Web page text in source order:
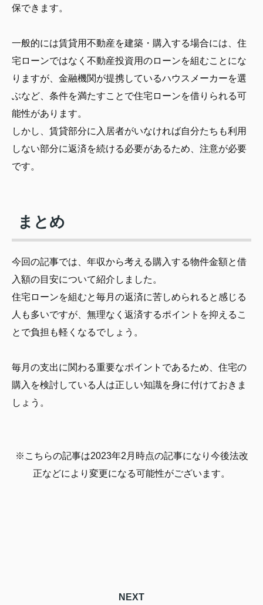
保できます。
一般的には賃貸用不動産を建築・購入する場合には、住
宅ローンではなく不動産投資用のローンを組むことにな
りますが、金融機関が提携しているハウスメーカーを選
ぶなど、条件を満たすことで住宅ローンを借りられる可
能性があります。
しかし、賃貸部分に入居者がいなければ自分たちも利用
しない部分に返済を続ける必要があるため、注意が必要
です。
まとめ
今回の記事では、年収から考える購入する物件金額と借
入額の目安について紹介しました。
住宅ローンを組むと毎月の返済に苦しめられると感じる
人も多いですが、無理なく返済するポイントを抑えるこ
とで負担も軽くなるでしょう。
毎月の支出に関わる重要なポイントであるため、住宅の
購入を検討している人は正しい知識を身に付けておきま
しょう。
※こちらの記事は2023年2月時点の記事になり今後法改
正などにより変更になる可能性がございます。
NEXT